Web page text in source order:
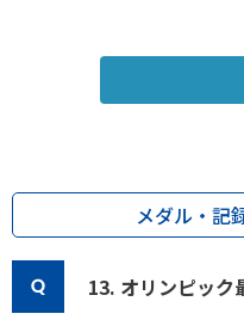
メダル・記
13. オリンピック